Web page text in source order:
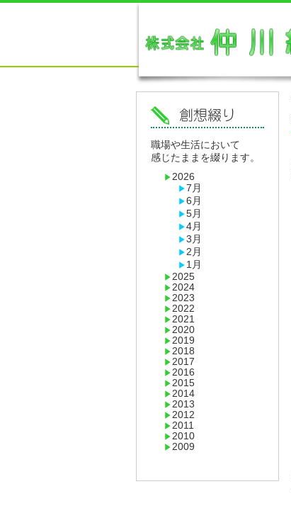
職場や生活において
感じたままを綴ります。
2026
7月
6月
5月
4月
3月
2月
1月
2025
2024
2023
2022
2021
2020
2019
2018
2017
2016
2015
2014
2013
2012
2011
2010
2009